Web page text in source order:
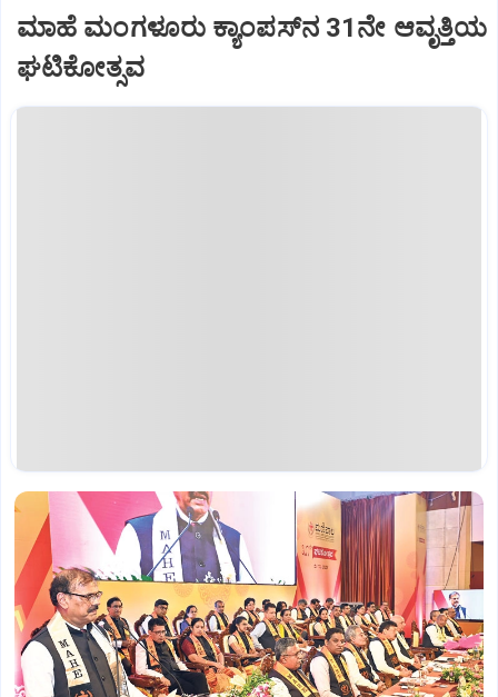
ಮಾಹೆ ಮಂಗಳೂರು ಕ್ಯಾಂಪಸ್‌ನ 31ನೇ ಆವೃತ್ತಿಯ
ಘಟಿಕೋತ್ಸವ